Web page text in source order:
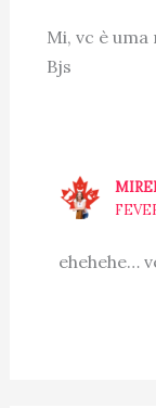
Mi, vc è
Bjs
ehehehe…